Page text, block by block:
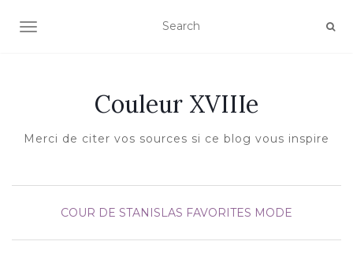
AFFICHER/MASQUER LA NAVIGATION
Couleur XVIIIe
Merci de citer vos sources si ce blog vous inspire
COUR DE STANISLAS FAVORITES MODE